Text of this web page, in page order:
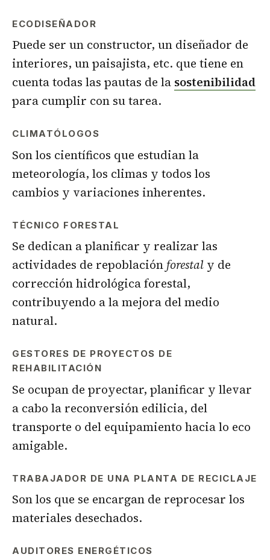
ECODISEÑADOR
Puede ser un constructor, un diseñador de
interiores, un paisajista, etc. que tiene en
cuenta todas las pautas de la sostenibilidad
para cumplir con su tarea.
CLIMATÓLOGOS
Son los científicos que estudian la
meteorología, los climas y todos los
cambios y variaciones inherentes.
TÉCNICO FORESTAL
Se dedican a planificar y realizar las
actividades de repoblaciónforestal y de
corrección hidrológica forestal,
contribuyendo a la mejora del medio
natural.
GESTORES DE PROYECTOS DE
REHABILITACIÓN
Se ocupan de proyectar, planificar y llevar
a cabo la reconversión edilicia, del
transporte o del equipamiento hacia lo eco
amigable.
TRABAJADOR DE UNA PLANTA DE RECICLAJE
Son los que se encargan de reprocesar los
materiales desechados.
AUDITORES ENERGÉTICOS